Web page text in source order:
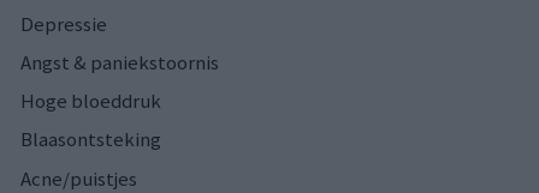
Depressie
Angst & paniekstoornis
Hoge bloeddruk
Blaasontsteking
Acne/puistjes